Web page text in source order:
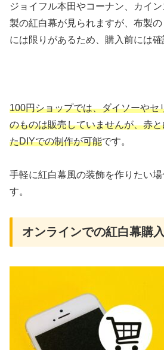
ジョイフル本田やコーナン、カイ
製の紅白幕が見られますが、布製
には限りがあるため、購入前には確
100円ショップでは、ダイソーやセ
のものは販売していませんが、赤
たDIYでの制作が可能です。
手軽に紅白幕風の装飾を作りたい
す。
オンラインでの紅白幕購